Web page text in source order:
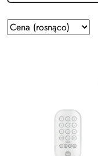
Zastosowano
sortowanie:
Sortuj
według